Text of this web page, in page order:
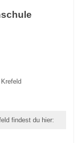
findest du hier: